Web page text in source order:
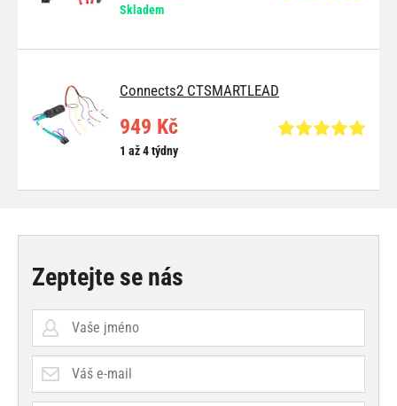
Skladem
Connects2 CTSMARTLEAD
949 Kč
1 až 4 týdny
Zeptejte se nás